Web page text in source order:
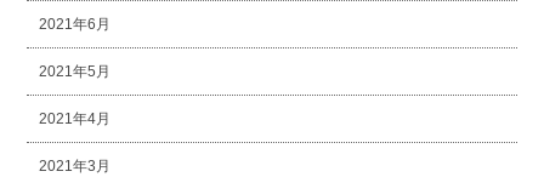
2021年6月
2021年5月
2021年4月
2021年3月